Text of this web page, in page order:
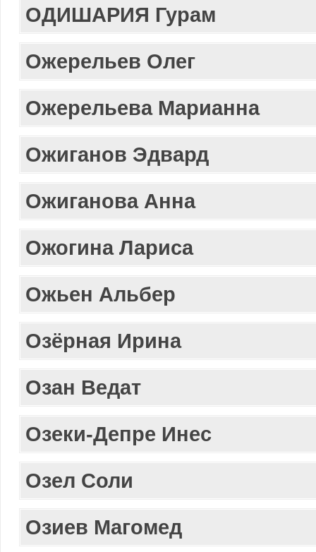
ОДИШАРИЯ Гурам
Ожерельев Олег
Ожерельева Марианна
Ожиганов Эдвард
Ожиганова Анна
Ожогина Лариса
Ожьен Альбер
Озёрная Ирина
Озан Ведат
Озеки-Депре Инес
Озел Соли
Озиев Магомед